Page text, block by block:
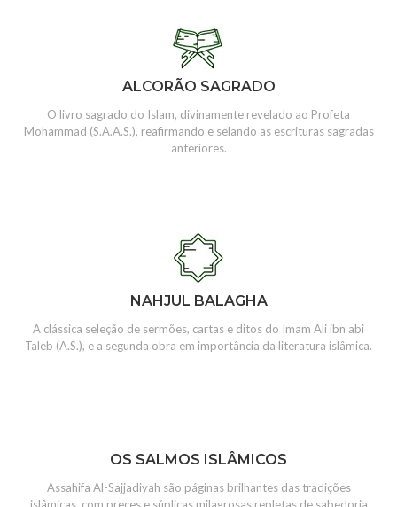
ALCORÃO SAGRADO
O livro sagrado do Islam, divinamente revelado ao Profeta
Mohammad (S.A.A.S.), reafirmando e selando as escrituras sagradas
anteriores.
NAHJUL BALAGHA
A clássica seleção de sermões, cartas e ditos do Imam Ali ibn abi
Taleb (A.S.), e a segunda obra em importância da literatura islâmica.
OS SALMOS ISLÂMICOS
Assahifa Al-Sajjadiyah são páginas brilhantes das tradições